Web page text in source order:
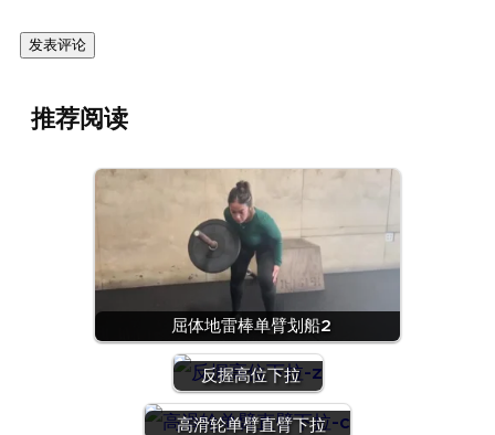
推荐阅读
屈体地雷棒单臂划船2
反握高位下拉
高滑轮单臂直臂下拉